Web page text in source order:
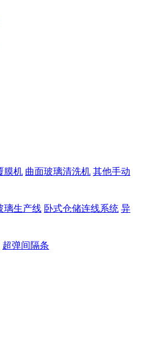
膜机 曲面玻璃清洗机 其他手动
璃生产线 卧式仓储连线系统 异
超弹间隔条